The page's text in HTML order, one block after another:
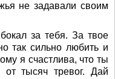
не задавали своим
за тебя. За твое
так сильно любить и
я счастлива, что ты
тысяч тревог. Дай